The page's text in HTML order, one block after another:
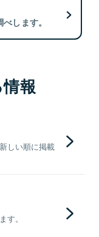
します。
報
しい順に掲載
す。